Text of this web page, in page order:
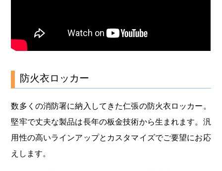
防火衣ロッカー
数多くの消防署に納入してきた仁張の防火衣ロッカー。
堅牢で丈夫な製品は長年の板金技術から生まれます。汎
用性の高いラインアップとカスタマイズでご要望にお応
えします。